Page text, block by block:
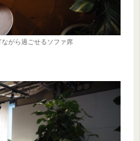
がら過ごせるソファ席